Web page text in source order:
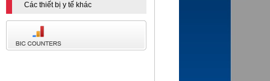
Các thiết bị y tế khác